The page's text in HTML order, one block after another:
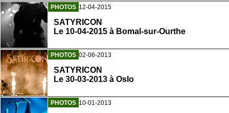
PHOTOS 12-04-2015
SATYRICON
Le 10-04-2015 à Bomal-sur-Ourthe
PHOTOS 02-06-2013
SATYRICON
Le 30-03-2013 à Oslo
PHOTOS 10-01-2013